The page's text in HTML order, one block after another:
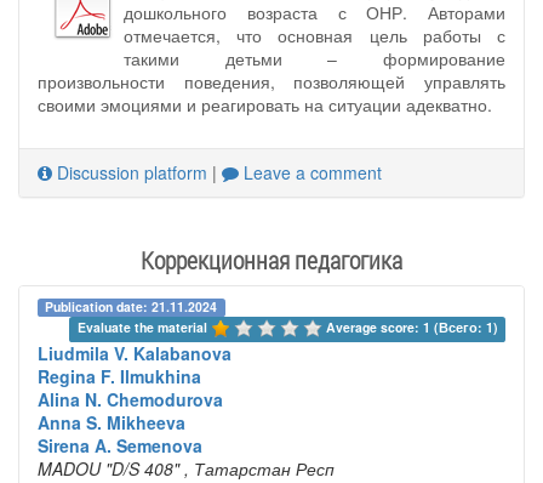
дошкольного возраста с ОНР. Авторами
отмечается, что основная цель работы с
такими детьми – формирование
произвольности поведения, позволяющей управлять
своими эмоциями и реагировать на ситуации адекватно.
Discussion platform | Leave a comment
Коррекционная педагогика
Publication date: 21.11.2024
Evaluate the material
Average score: 1 (Всего: 1)
Liudmila V. Kalabanova
Regina F. Ilmukhina
Alina N. Chemodurova
Anna S. Mikheeva
Sirena A. Semenova
MADOU "D/S 408" , Татарстан Респ